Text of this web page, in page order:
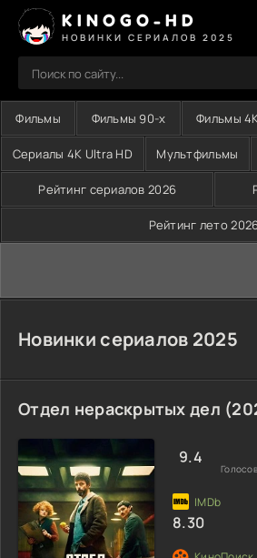
KINOGO-HD
НОВИНКИ СЕРИАЛОВ 2025
Фильмы Фильмы 90-х Фильмы
Сериалы 4K Ultra HD Мультфильмы
Рейтинг сериалов 2026
Рейтинг лето
Новинки сериалов 2025
Отдел нераскрытых дел
9.4
8.30